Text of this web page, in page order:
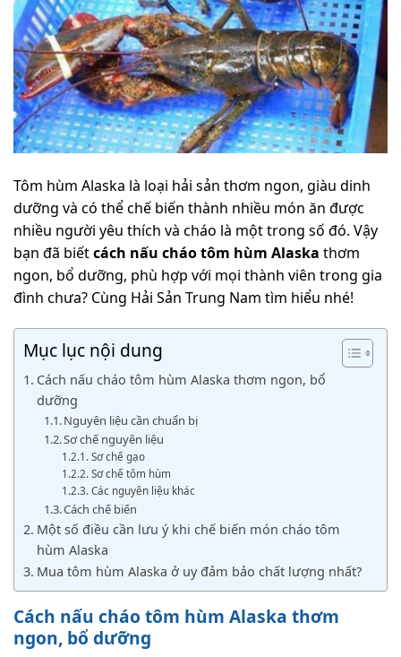
Tôm hùm Alaska là loại hải sản thơm ngon, giàu dinh
dưỡng và có thể chế biến thành nhiều món ăn được
nhiều người yêu thích và cháo là một trong số đó. Vậy
bạn đã biếtcách nấu cháo tôm hùm Alaska thơm
ngon, bổ dưỡng, phù hợp với mọi thành viên trong gia
đình chưa? Cùng Hải Sản Trung Nam tìm hiểu nhé!
Mục lục nội dung
Cách nấu cháo tôm hùm Alaska thơm ngon, bổ
dưỡng
Nguyên liệu cần chuẩn bị
Sơ chế nguyên liệu
Sơ chế gạo
Sơ chế tôm hùm
Các nguyên liệu khác
Cách chế biến
Một số điều cần lưu ý khi chế biến món cháo tôm
hùm Alaska
Mua tôm hùm Alaska ở uy đảm bảo chất lượng nhất?
Cách nấu cháo tôm hùm Alaska thơm
ngon, bổ dưỡng